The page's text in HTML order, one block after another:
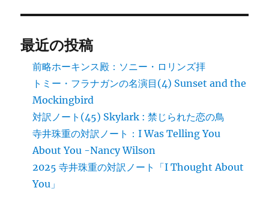
楽
に
最近の投稿
前略ホーキンス殿：ソニー・ロリンズ拝
トミー・フラナガンの名演目(4) Sunset and the
Mockingbird
対訳ノート(45) Skylark : 禁じられた恋の鳥
寺井珠重の対訳ノート：I Was Telling You
About You -Nancy Wilson
2025 寺井珠重の対訳ノート「I Thought About
You」